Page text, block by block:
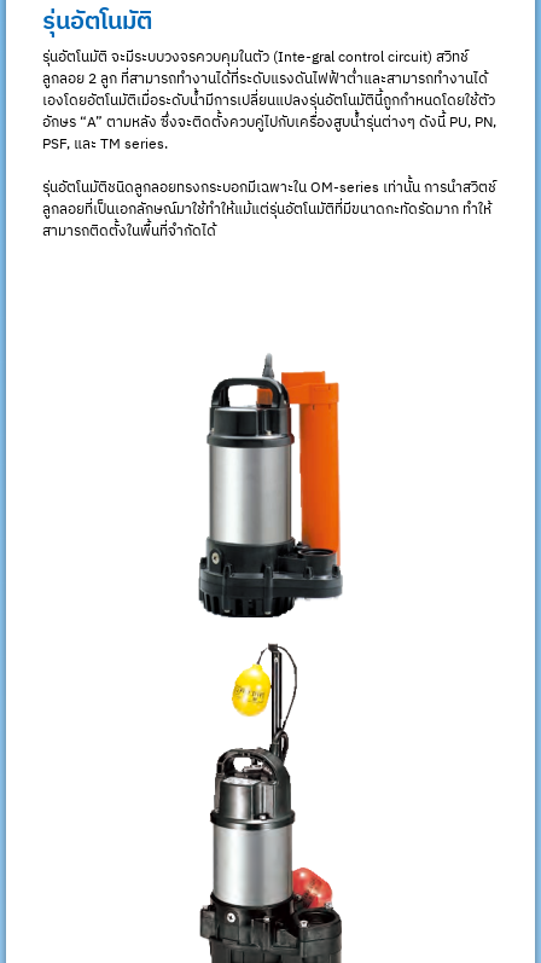
รุ่นอัตโนมัติ
รุ่นอัตโนมัติ จะมีระบบวงจรควบคุมในตัว (Inte-gral control circuit) สวิทช์
ลูกลอย 2 ลูก ที่สามารถทำงานได้ที่ระดับแรงดันไฟฟ้าต่ำและสามารถทำงานได้
เองโดยอัตโนมัติเมื่อระดับน้ำมีการเปลี่ยนแปลงรุ่นอัตโนมัตินี้ถูกกำหนดโดยใช้ตัว
อักษร “A” ตามหลัง ซึ่งจะติดตั้งควบคู่ไปกับเครื่องสูบน้ำรุ่นต่างๆ ดังนี้ PU, PN,
PSF, และ TM series.
รุ่นอัตโนมัติชนิดลูกลอยทรงกระบอกมีเฉพาะใน OM-series เท่านั้น การนำสวิตช์
ลูกลอยที่เป็นเอกลักษณ์มาใช้ทำให้แม้แต่รุ่นอัตโนมัติที่มีขนาดกะทัดรัดมาก ทำให้
สามารถติดตั้งในพื้นที่จำกัดได้